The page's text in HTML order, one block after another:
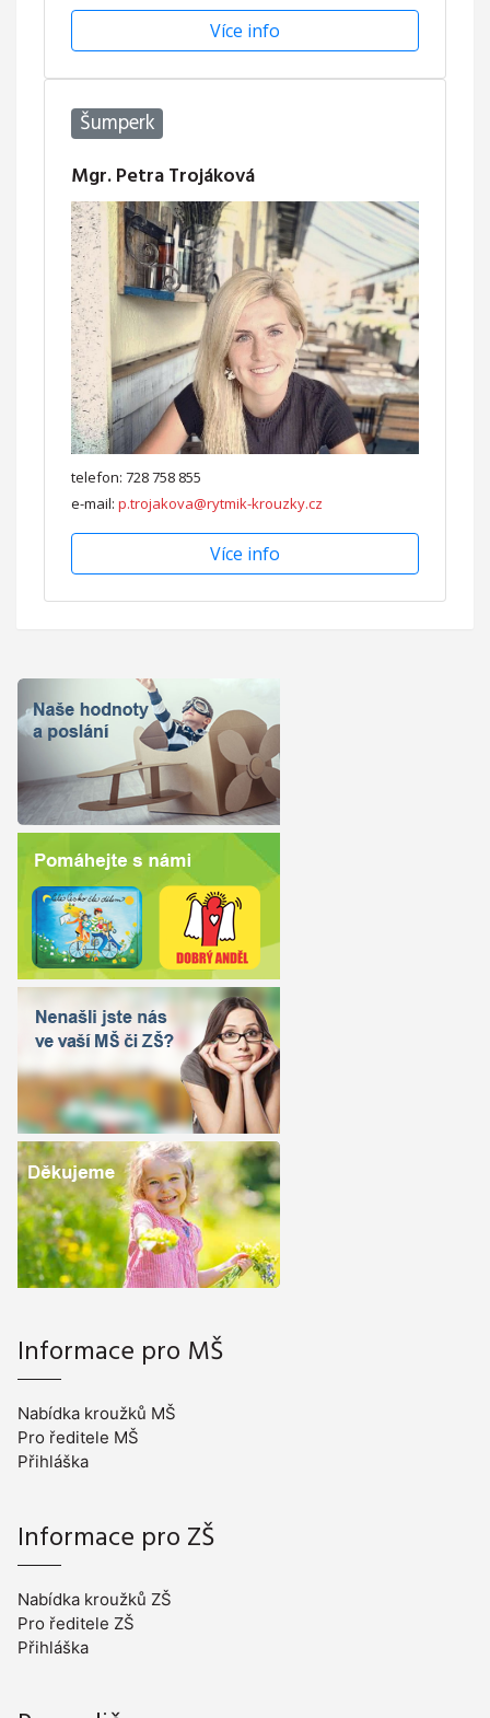
Více info
Šumperk
Mgr. Petra Trojáková
telefon: 728 758 855
e-mail: p.trojakova@rytmik-krouzky.cz
Více info
Informace pro MŠ
Nabídka kroužků MŠ
Pro ředitele MŠ
Přihláška
Informace pro ZŠ
Nabídka kroužků ZŠ
Pro ředitele ZŠ
Přihláška